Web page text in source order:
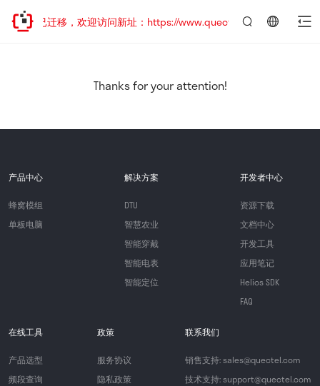
站地址已迁移，欢迎访问新址：https://www.quectel.com.cn
Thanks for your attention!
产品中心
蜂窝模组
单板电脑
解决方案
DTU
智慧农业
智能穿戴
智能电表
智能定位
开发者中心
资源下载
文档中心
开发工具
应用笔记
Helios SDK
FAQ
在线工具
产品选型
频段查询
政策
服务协议
隐私政策
联系我们
销售支持: sales@quectel.com
技术支持: support@quectel.com